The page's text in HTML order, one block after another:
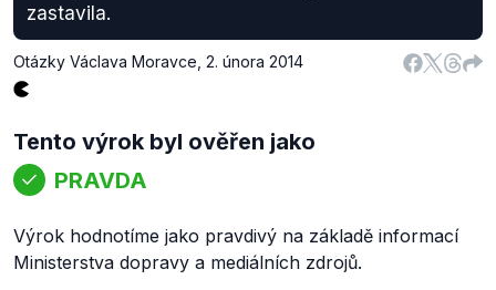
zastavila.
Otázky Václava Moravce 2. února 2014
Tento výrok byl ověřen jako
PRAVDA
Výrok hodnotíme jako pravdivý na základě informací
Ministerstva dopravy a mediálních zdrojů.